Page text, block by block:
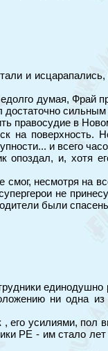
и
думая, Фрай
достаточно
правосудие в
на поверхность.
и всего
и, хотя
несмотря на
не
были
ни одна
его усилиями, пол
PE - им стало